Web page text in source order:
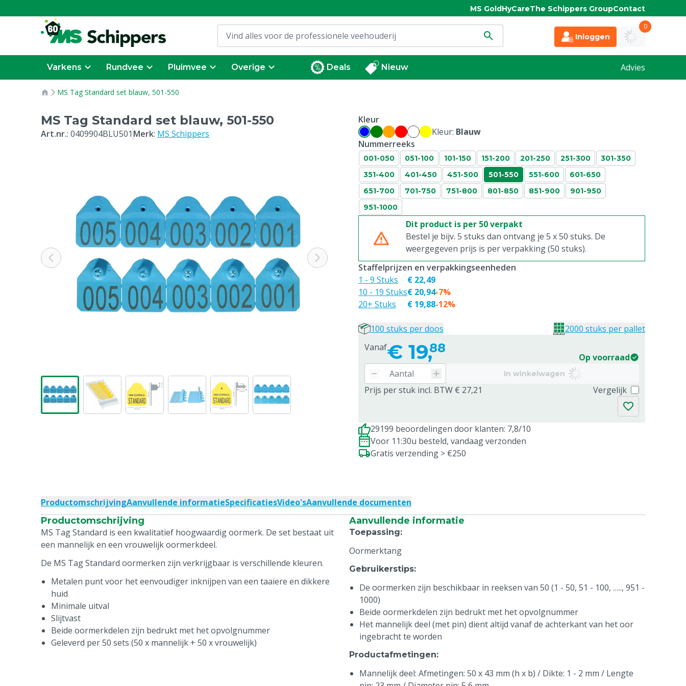
MS GoldHyCareThe Schippers GroupContact
Inloggen
0
Varkens Rundvee Pluimvee Overige Deals Nieuw Advies
MS Tag Standard set blauw, 501-550
MS Tag Standard set blauw, 501-550
Art.nr.: 0409904BLU501 Merk: MS Schippers
Kleur
Kleur: Blauw
Nummerreeks
001-050 051-100 101-150 151-200 201-250 251-300
301-350
351-400
401-450 451-500 501-550 551-600
601-650
651-700
701-750 751-800 801-850 851-900
901-950
951-1000
Dit product is per 50 verpakt
Bestel je bijv. 5 stuks dan ontvang je 5 x 50 stuks. De
weergegeven prijs is per verpakking (50 stuks).
Vanaf€ 19,88
Op voorraad
In winkelwagen
Prijs per stuk incl. BTW € 27,21 Vergelijk
Staffelprijzen en verpakkingseenheden
1 - 9 Stuks
10 - 19 Stuks
20+ Stuks
€ 22,49
€ 20,94
€ 19,88
-7%
-12%
100 stuks per doos 2000 stuks per pallet
29199 beoordelingen door klanten: 7,8/10
Voor 11:30u besteld, vandaag verzonden
Gratis verzending > €250
ProductomschrijvingAanvullende informatieSpecificatiesVideo'sAanvullende documenten
Productomschrijving
MS Tag Standard is een kwalitatief hoogwaardig oormerk. De set bestaat uit
een mannelijk en een vrouwelijk oormerkdeel.
De MS Tag Standard oormerken zijn verkrijgbaar is verschillende kleuren.
Metalen punt voor het eenvoudiger inknijpen van een taaiere en dikkere
huid
Minimale uitval
Slijtvast
Beide oormerkdelen zijn bedrukt met het opvolgnummer
Geleverd per 50 sets (50 x mannelijk + 50 x vrouwelijk)
Aanvullende informatie
Toepassing:
Oormerktang
Gebruikerstips:
De oormerken zijn beschikbaar in reeksen van 50 (1 - 50, 51 - 100, ….., 951 -
1000)
Beide oormerkdelen zijn bedrukt met het opvolgnummer
Het mannelijk deel (met pin) dient altijd vanaf de achterkant van het oor
ingebracht te worden
Productafmetingen:
Mannelijk deel: Afmetingen: 50 x 43 mm (h x b) / Dikte: 1 - 2 mm / Lengte